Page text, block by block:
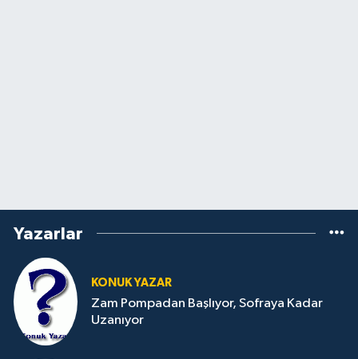
Yazarlar
KONUK YAZAR
Zam Pompadan Başlıyor, Sofraya Kadar
Uzanıyor